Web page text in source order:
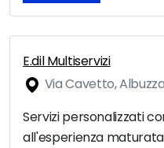
E.dil Multiservizi
Via Cavetto,
Servizi personalizzati
all'esperienza